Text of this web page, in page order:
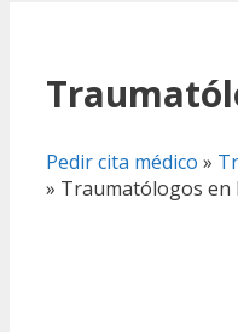
Pedir cita médico »
» Traumatólogos en